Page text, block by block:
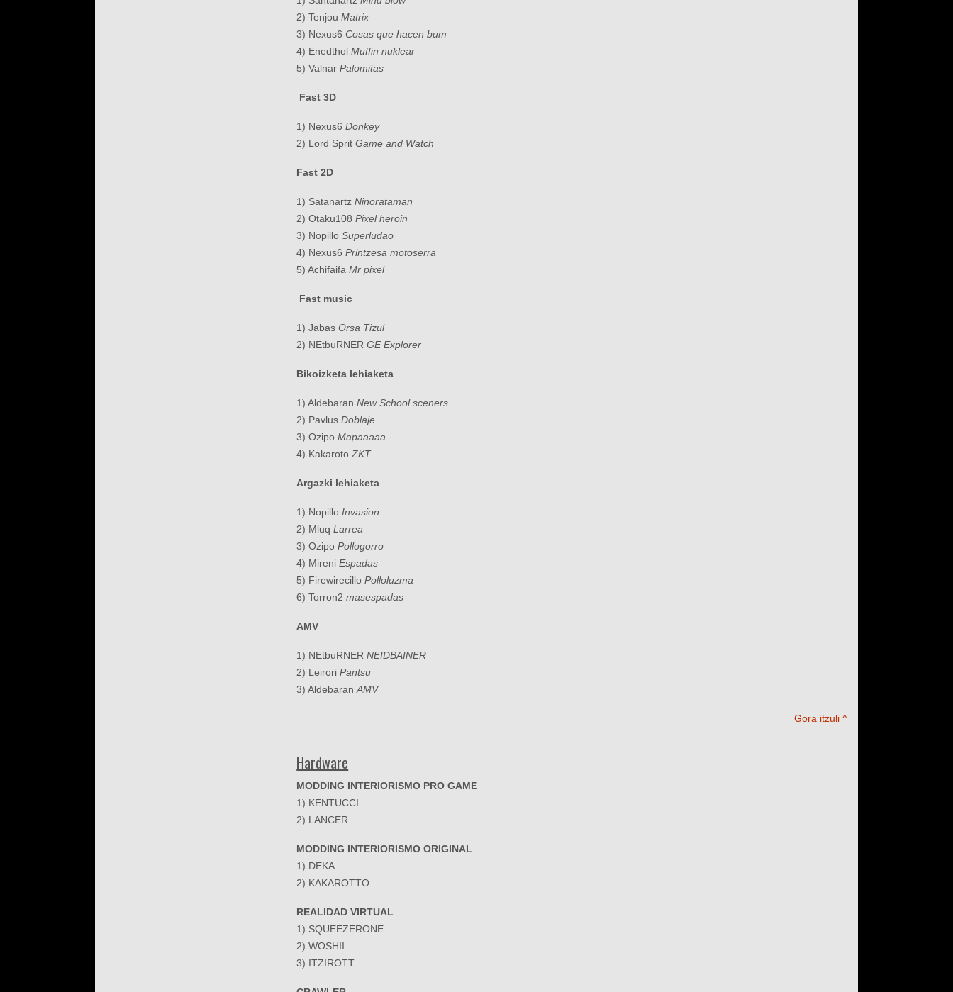
2) TenjouMatrix
3) Nexus6Cosas que hacen bum
4) EnedtholMuffin nuklear
5) ValnarPalomitas
Fast 3D
1) Nexus6Donkey
2) Lord SpritGame and Watch
Fast 2D
1) SatanartzNinorataman
2) Otaku108Pixel heroin
3) NopilloSuperludao
4) Nexus6Printzesa motoserra
5) AchifaifaMr pixel
Fast music
1) JabasOrsa Tizul
2) NEtbuRNERGE Explorer
Bikoizketa lehiaketa
1) AldebaranNew School sceners
2) PavlusDoblaje
3) OzipoMapaaaaa
4) KakarotoZKT
Argazki lehiaketa
1) NopilloInvasion
2) MluqLarrea
3) OzipoPollogorro
4) MireniEspadas
5) FirewirecilloPolloluzma
6) Torron2masespadas
AMV
1) NEtbuRNERNEIDBAINER
2) LeiroriPantsu
3) AldebaranAMV
Gora itzuli ^
Hardware
MODDING INTERIORISMO PRO GAME
1) KENTUCCI
2) LANCER
MODDING INTERIORISMO ORIGINAL
1) DEKA
2) KAKAROTTO
REALIDAD VIRTUAL
1) SQUEEZERONE
2) WOSHII
3) ITZIROTT